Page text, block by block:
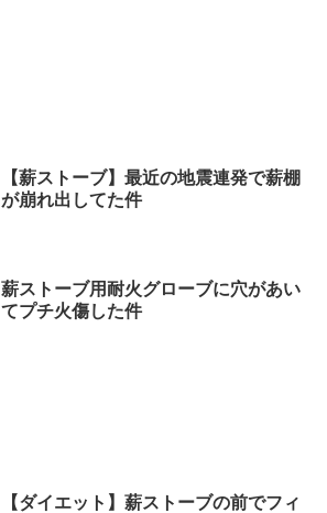
【薪ストーブ】最近の地震連発で薪棚
が崩れ出してた件
薪ストーブ用耐火グローブに穴があい
てプチ火傷した件
【ダイエット】薪ストーブの前でフィ